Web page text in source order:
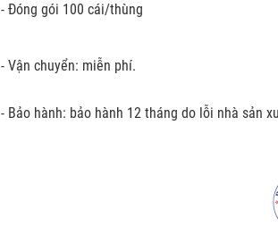
- Đóng gói 100 cái/thùng
- Vận chuyển: miễn phí.
- Bảo hành: bảo hành 12 tháng do lỗi nhà sản